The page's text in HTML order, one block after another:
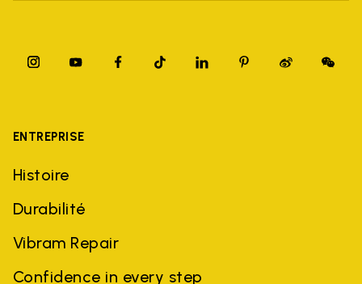
ENTREPRISE
Histoire
Durabilité
Vibram Repair
Confidence in every step